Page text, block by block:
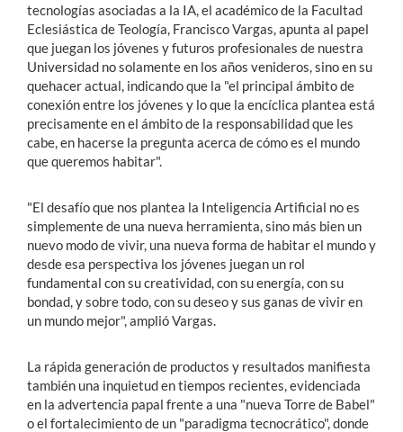
tecnologías asociadas a la IA, el académico de la Facultad
Eclesiástica de Teología, Francisco Vargas, apunta al papel
que juegan los jóvenes y futuros profesionales de nuestra
Universidad no solamente en los años venideros, sino en su
quehacer actual, indicando que la "el principal ámbito de
conexión entre los jóvenes y lo que la encíclica plantea está
precisamente en el ámbito de la responsabilidad que les
cabe, en hacerse la pregunta acerca de cómo es el mundo
que queremos habitar".
"El desafío que nos plantea la Inteligencia Artificial no es
simplemente de una nueva herramienta, sino más bien un
nuevo modo de vivir, una nueva forma de habitar el mundo y
desde esa perspectiva los jóvenes juegan un rol
fundamental con su creatividad, con su energía, con su
bondad, y sobre todo, con su deseo y sus ganas de vivir en
un mundo mejor", amplió Vargas.
La rápida generación de productos y resultados manifiesta
también una inquietud en tiempos recientes, evidenciada
en la advertencia papal frente a una "nueva Torre de Babel"
o el fortalecimiento de un "paradigma tecnocrático", donde